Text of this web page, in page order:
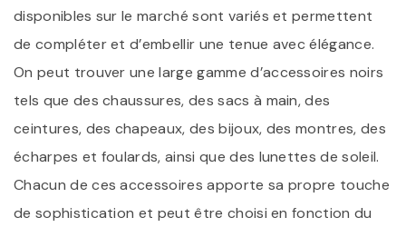
disponibles sur le marché sont variés et permettent
de compléter et d’embellir une tenue avec élégance.
On peut trouver une large gamme d’accessoires noirs
tels que des chaussures, des sacs à main, des
ceintures, des chapeaux, des bijoux, des montres, des
écharpes et foulards, ainsi que des lunettes de soleil.
Chacun de ces accessoires apporte sa propre touche
de sophistication et peut être choisi en fonction du